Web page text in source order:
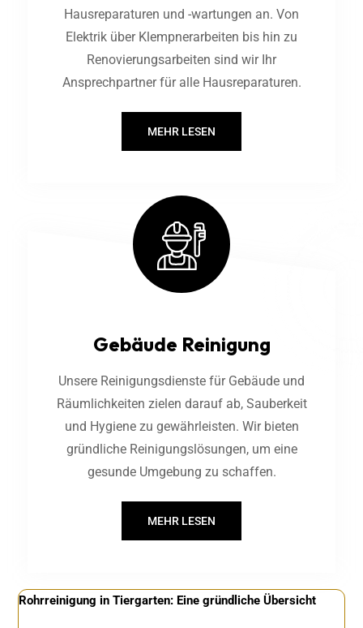
Hausreparaturen und -wartungen an. Von
Elektrik über Klempnerarbeiten bis hin zu
Renovierungsarbeiten sind wir Ihr
Ansprechpartner für alle Hausreparaturen.
MEHR LESEN
Gebäude Reinigung
Unsere Reinigungsdienste für Gebäude und
Räumlichkeiten zielen darauf ab, Sauberkeit
und Hygiene zu gewährleisten. Wir bieten
gründliche Reinigungslösungen, um eine
gesunde Umgebung zu schaffen.
MEHR LESEN
Rohrreinigung in Tiergarten: Eine gründliche Übersicht